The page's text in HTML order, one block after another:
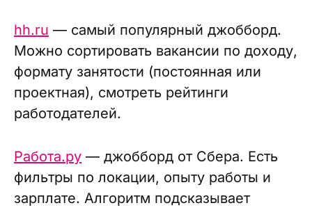
hh.ru — самый популярный джобборд.
Можно сортировать вакансии по доходу,
формату занятости (постоянная или
проектная), смотреть рейтинги
работодателей.
Работа.ру — джобборд от Сбера. Есть
фильтры по локации, опыту работы и
зарплате. Алгоритм подсказывает